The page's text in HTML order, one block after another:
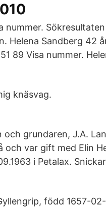
nummer.
Helena Sandberg 42
89 Visa nummer.
knäsvag.
och grundaren, J.A.
och var gift med Elin
i Petalax.
född 1657-